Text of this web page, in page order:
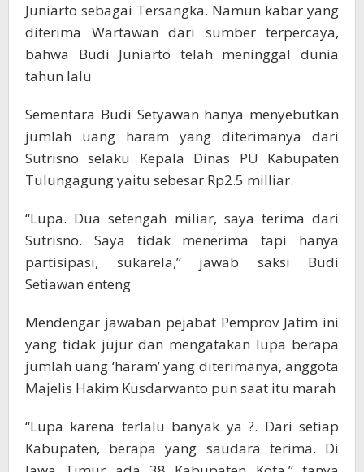
Juniarto sebagai Tersangka. Namun kabar yang
diterima Wartawan dari sumber terpercaya,
bahwa Budi Juniarto telah meninggal dunia
tahun lalu
Sementara Budi Setyawan hanya menyebutkan
jumlah uang haram yang diterimanya dari
Sutrisno selaku Kepala Dinas PU Kabupaten
Tulungagung yaitu sebesar Rp2.5 milliar.
“Lupa. Dua setengah miliar, saya terima dari
Sutrisno. Saya tidak menerima tapi hanya
partisipasi, sukarela,” jawab saksi Budi
Setiawan enteng
Mendengar jawaban pejabat Pemprov Jatim ini
yang tidak jujur dan mengatakan lupa berapa
jumlah uang ‘haram’ yang diterimanya, anggota
Majelis Hakim Kusdarwanto pun saat itu marah
“Lupa karena terlalu banyak ya ?. Dari setiap
Kabupaten, berapa yang saudara terima. Di